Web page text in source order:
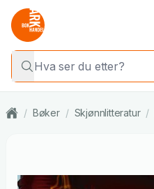
/ Bøker / Skjønnlitteratur /